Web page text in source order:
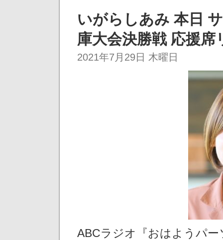
いがらしあみ 本日
庫大会決勝戦 応援
2021年7月29日 木曜日
ABCラジオ『おはようパ